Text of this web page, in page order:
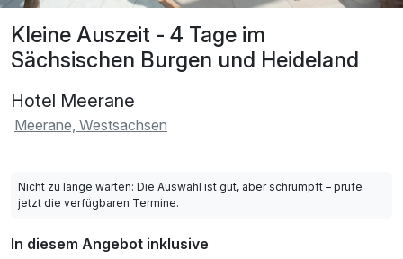
Kleine Auszeit - 4 Tage im
Sächsischen Burgen und Heideland
Hotel Meerane
Meerane, Westsachsen
Nicht zu lange warten: Die Auswahl ist gut, aber schrumpft – prüfe
jetzt die verfügbaren Termine.
In diesem Angebot inklusive